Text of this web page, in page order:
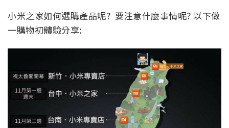
小米之家如何選購產品呢? 要注意什麼事情呢? 以下做
一購物初體驗分享: